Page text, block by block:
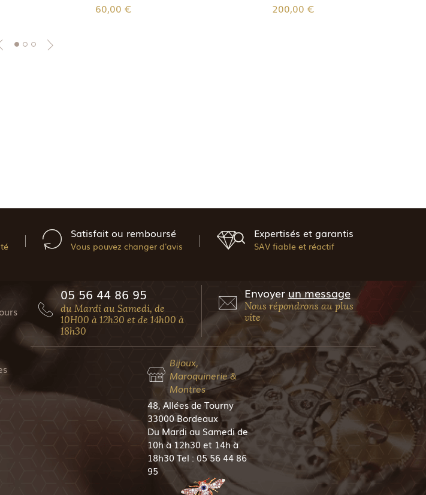
60,00 € 200,00 €
Satisfait ou remboursé
Vous pouvez changer d'avis
Expertisés et garantis
SAV fiable et réactif
05 56 44 86 95
du Mardi au Samedi, de
10H00 à 12h30 et de 14h00 à
18h30
Envoyer un message
Nous répondrons au plus
vite
Bijoux,
Maroquinerie &
Montres
48, Allées de Tourny
33000 Bordeaux
Du Mardi au Samedi de
10h à 12h30 et 14h à
18h30 Tel : 05 56 44 86
95